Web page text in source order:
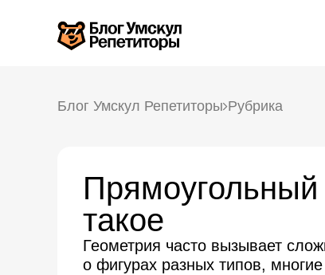
Блог Умскул Репетиторы Рубрика
Прямоугольный
такое
Геометрия часто вызывает
о фигурах разных типов,